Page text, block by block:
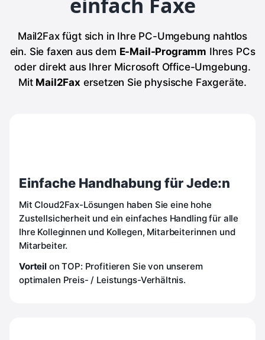
Mail2Fax fügt sich in Ihre PC-Umgebung nahtlos
ein. Sie faxen aus dem E-Mail-Programm Ihres PCs
oder direkt aus Ihrer Microsoft Office-Umgebung.
Mit Mail2Fax ersetzen Sie physische Faxgeräte.
Einfache Handhabung für Jede:n
Mit Cloud2Fax-Lösungen haben Sie eine hohe
Zustellsicherheit und ein einfaches Handling für alle
Ihre Kolleginnen und Kollegen, Mitarbeiterinnen und
Mitarbeiter.
Vorteilon TOP: Profitieren Sie von unserem
optimalen Preis- / Leistungs-Verhältnis.